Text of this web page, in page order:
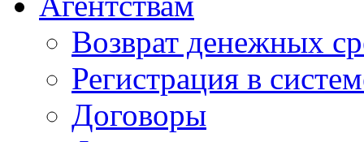
Возврат денежных
Регистрация в
Договоры